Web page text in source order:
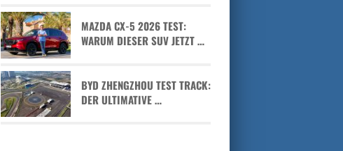
MAZDA CX-5 2026 TEST:
WARUM DIESER SUV JETZT …
BYD ZHENGZHOU TEST TRACK:
DER ULTIMATIVE …